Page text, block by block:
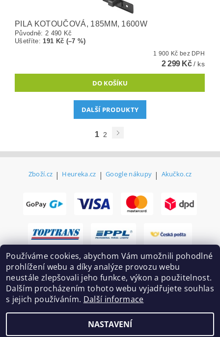
PILA KOTOUČOVÁ, 185MM, 1600W
Původně: 2 490 Kč
Ušetříte:191 Kč (–7 %)
1 900 Kč bez DPH
2 299 Kč/ ks
DALŠÍ PRODUKTY
1 2
Zboží.cz | Heureka.cz | Google nákupy | Akučko.cz
Vytvořil Shoptet
Používáme cookies, abychom Vám umožnili pohodlné
prohlížení webu a díky analýze provozu webu
neustále zlepšovali jeho funkce, výkon a použitelnost.
Dalším procházením tohoto webu vyjadřujete souhlas
s jejich používáním. Další informace
NASTAVENÍ